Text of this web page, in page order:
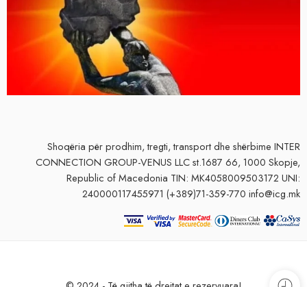
Shoqëria për prodhim, tregti, transport dhe shërbime INTER
CONNECTION GROUP-VENUS LLC st.1687 66, 1000 Skopje,
Republic of Macedonia TIN: MK4058009503172 UNI:
240000117455971 (+389)71-359-770 info@icg.mk